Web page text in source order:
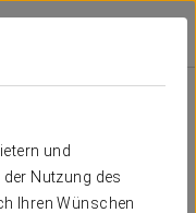
und
Nutzung des
Ihren Wünschen
die